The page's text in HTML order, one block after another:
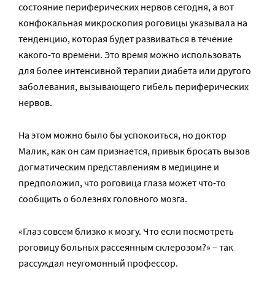
состояние периферических нервов сегодня, а вот
конфокальная микроскопия роговицы указывала на
тенденцию, которая будет развиваться в течение
какого-то времени. Это время можно использовать
для более интенсивной терапии диабета или другого
заболевания, вызывающего гибель периферических
нервов.
На этом можно было бы успокоиться, но доктор
Малик, как он сам признается, привык бросать вызов
догматическим представлениям в медицине и
предположил, что роговица глаза может что-то
сообщить о болезнях головного мозга.
«Глаз совсем близко к мозгу. Что если посмотреть
роговицу больных рассеянным склерозом?» – так
рассуждал неугомонный профессор.